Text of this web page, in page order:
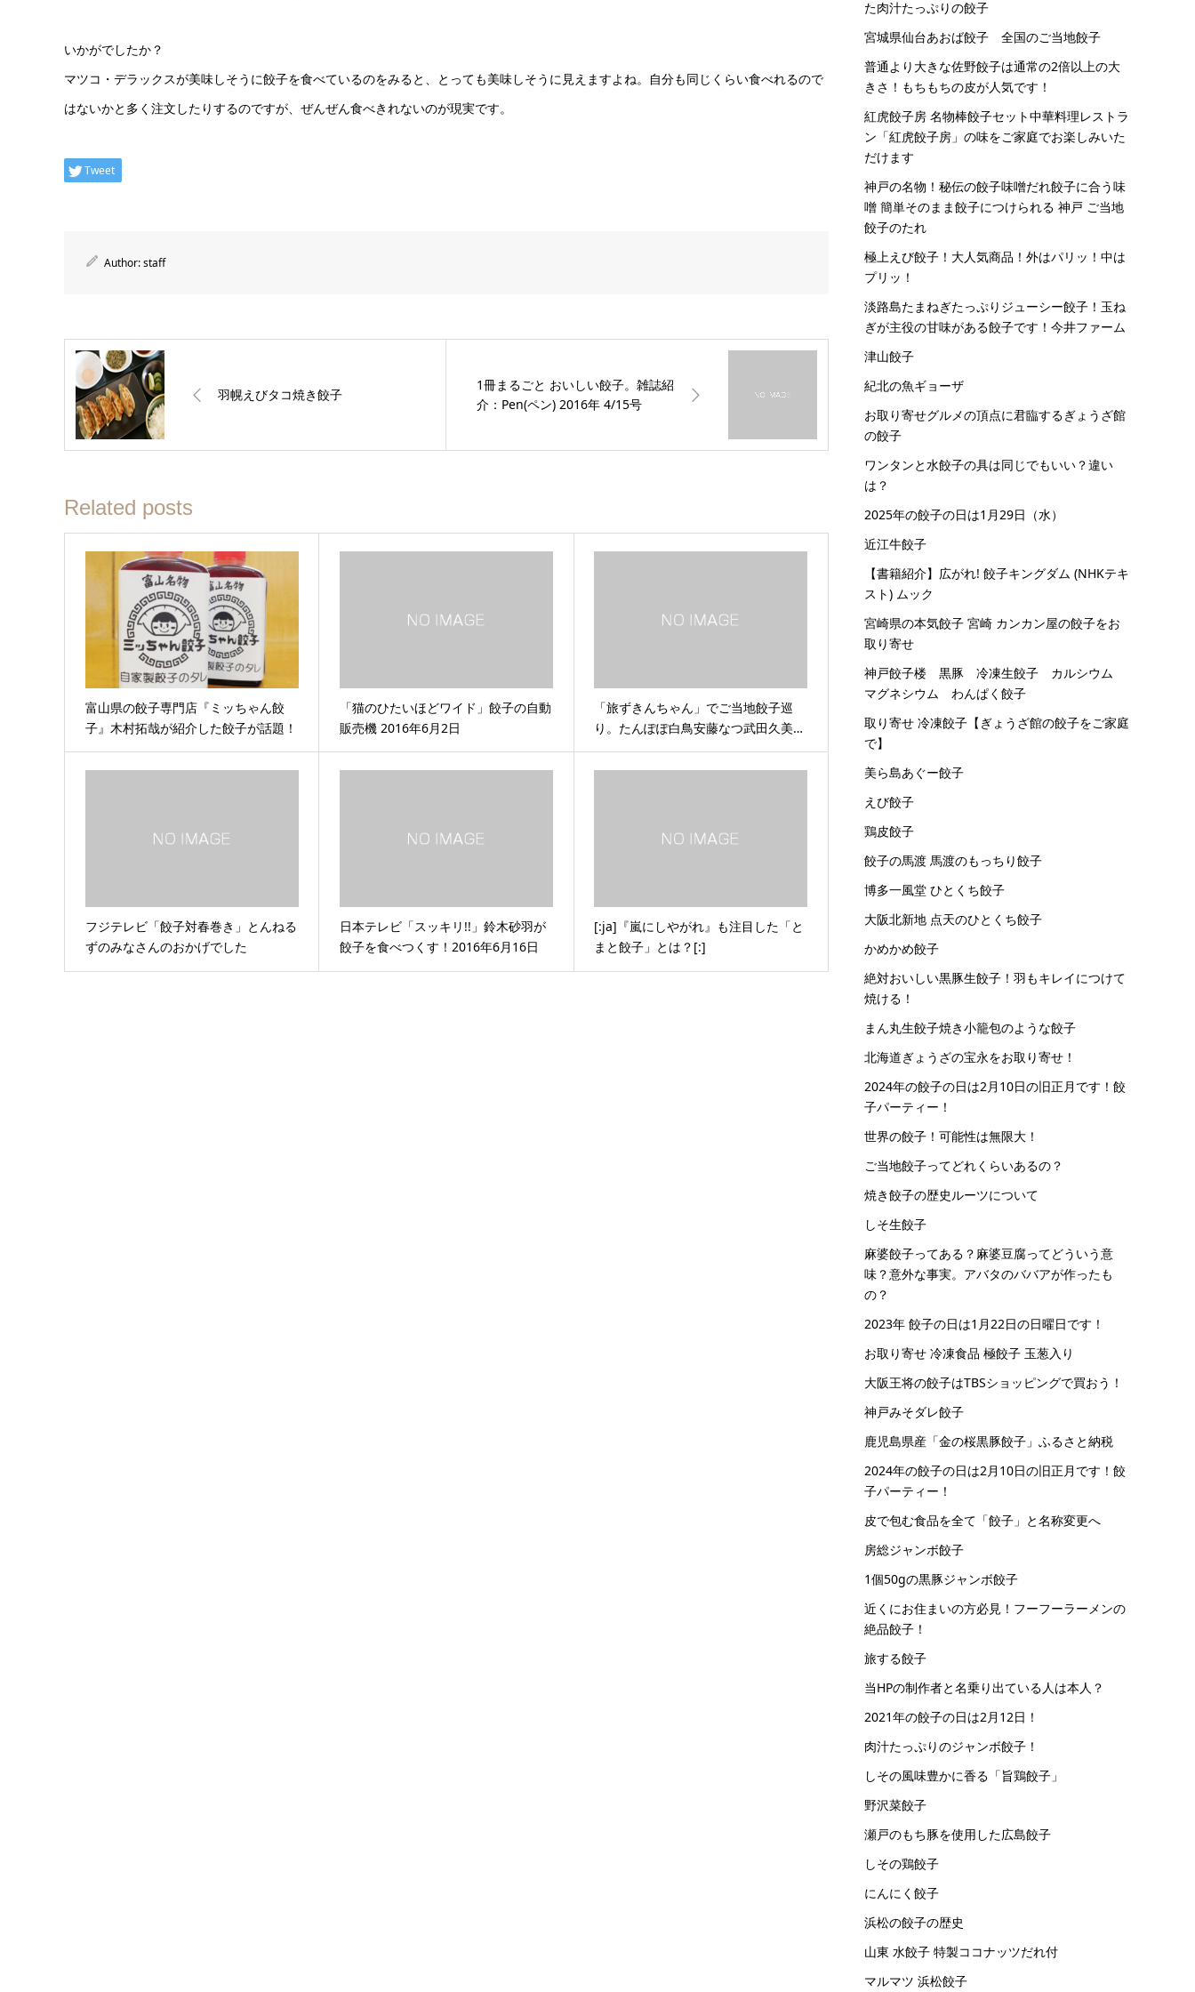
いかがでしたか？
マツコ・デラックスが美味しそうに餃子を食べているのをみると、とっても美味しそうに見えますよね。自分も同じくらい食べれるので
はないかと多く注文したりするのですが、ぜんぜん食べきれないのが現実です。
Tweet
Author:staff
羽幌えびタコ焼き餃子
1冊まるごと おいしい餃子。雑誌紹
介：Pen(ペン) 2016年 4/15号
Related posts
富山県の餃子専門店『ミッちゃん餃
子』木村拓哉が紹介した餃子が話題！
「猫のひたいほどワイド」餃子の自動
販売機 2016年6月2日
「旅ずきんちゃん」でご当地餃子巡
り。たんぽぽ白鳥安藤なつ武田久美…
フジテレビ「餃子対春巻き」とんねる
ずのみなさんのおかげでした
日本テレビ「スッキリ!!」鈴木砂羽が
餃子を食べつくす！2016年6月16日
[:ja]『嵐にしやがれ』も注目した「と
まと餃子」とは？[:]
た肉汁たっぷりの餃子
宮城県仙台あおば餃子 全国のご当地餃子
普通より大きな佐野餃子は通常の2倍以上の大
きさ！もちもちの皮が人気です！
紅虎餃子房 名物棒餃子セット中華料理レストラ
ン「紅虎餃子房」の味をご家庭でお楽しみいた
だけます
神戸の名物！秘伝の餃子味噌だれ餃子に合う味
噌 簡単そのまま餃子につけられる 神戸 ご当地
餃子のたれ
極上えび餃子！大人気商品！外はパリッ！中は
プリッ！
淡路島たまねぎたっぷりジューシー餃子！玉ね
ぎが主役の甘味がある餃子です！今井ファーム
津山餃子
紀北の魚ギョーザ
お取り寄せグルメの頂点に君臨するぎょうざ館
の餃子
ワンタンと水餃子の具は同じでもいい？違い
は？
2025年の餃子の日は1月29日（水）
近江牛餃子
【書籍紹介】広がれ! 餃子キングダム (NHKテキ
スト) ムック
宮崎県の本気餃子 宮崎 カンカン屋の餃子をお
取り寄せ
神戸餃子楼 黒豚 冷凍生餃子 カルシウム
マグネシウム わんぱく餃子
取り寄せ 冷凍餃子【ぎょうざ館の餃子をご家庭
で】
美ら島あぐー餃子
えび餃子
鶏皮餃子
餃子の馬渡 馬渡のもっちり餃子
博多一風堂 ひとくち餃子
大阪北新地 点天のひとくち餃子
かめかめ餃子
絶対おいしい黒豚生餃子！羽もキレイにつけて
焼ける！
まん丸生餃子焼き小籠包のような餃子
北海道ぎょうざの宝永をお取り寄せ！
2024年の餃子の日は2月10日の旧正月です！餃
子パーティー！
世界の餃子！可能性は無限大！
ご当地餃子ってどれくらいあるの？
焼き餃子の歴史ルーツについて
しそ生餃子
麻婆餃子ってある？麻婆豆腐ってどういう意
味？意外な事実。アバタのババアが作ったも
の？
2023年 餃子の日は1月22日の日曜日です！
お取り寄せ 冷凍食品 極餃子 玉葱入り
大阪王将の餃子はTBSショッピングで買おう！
神戸みそダレ餃子
鹿児島県産「金の桜黒豚餃子」ふるさと納税
2024年の餃子の日は2月10日の旧正月です！餃
子パーティー！
皮で包む食品を全て「餃子」と名称変更へ
房総ジャンボ餃子
1個50gの黒豚ジャンボ餃子
近くにお住まいの方必見！フーフーラーメンの
絶品餃子！
旅する餃子
当HPの制作者と名乗り出ている人は本人？
2021年の餃子の日は2月12日！
肉汁たっぷりのジャンボ餃子！
しその風味豊かに香る「旨鶏餃子」
野沢菜餃子
瀬戸のもち豚を使用した広島餃子
しその鶏餃子
にんにく餃子
浜松の餃子の歴史
山東 水餃子 特製ココナッツだれ付
マルマツ 浜松餃子